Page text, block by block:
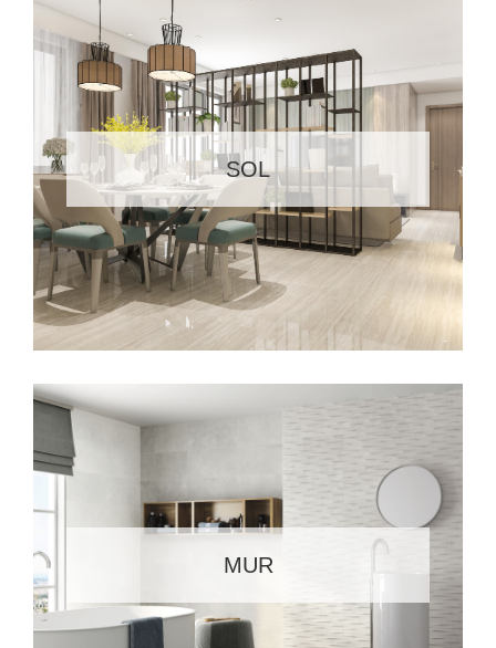
SOL
MUR